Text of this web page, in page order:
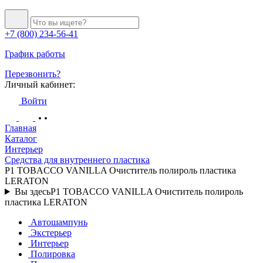
+7 (800) 234-56-41
График работы
Перезвонить?
Личный кабинет:
Войти
Главная
Каталог
Интерьер
Средства для внутреннего пластика
P1 TOBACCO VANILLA Очиститель полироль пластика
LERATON
Вы здесьP1 TOBACCO VANILLA Очиститель полироль
пластика LERATON
Автошампунь
Экстерьер
Интерьер
Полировка